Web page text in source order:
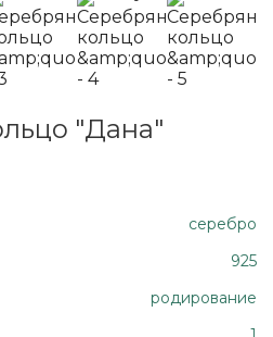
"Дана"
серебро
925
родирование